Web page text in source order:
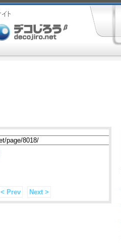
< Prev
Next >